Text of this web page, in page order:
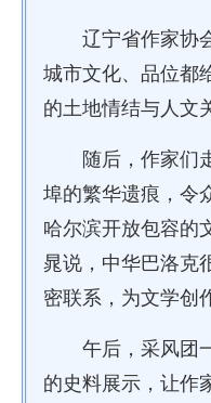
辽宁省作家协
城市文化、品位都
的土地情结与人文
随后，作家们
埠的繁华遗痕，令
哈尔滨开放包容的
晁说，中华巴洛克
密联系，为文学创
午后，采风团
的史料展示，让作